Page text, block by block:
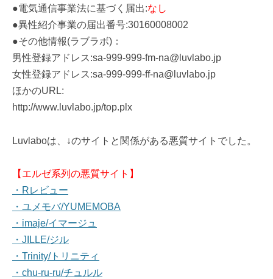
●電気通信事業法に基づく届出:なし
●異性紹介事業の届出番号:30160008002
●その他情報(ラブラボ)：
男性登録アドレス:sa-999-999-fm-na@luvlabo.jp
女性登録アドレス:sa-999-999-ff-na@luvlabo.jp
ほかのURL:
http://www.luvlabo.jp/top.plx
Luvlaboは、↓のサイトと関係がある悪質サイトでした。
【エルゼ系列の悪質サイト】
・Rレビュー
・ユメモバ/YUMEMOBA
・imaje/イマージュ
・JILLE/ジル
・Trinity/トリニティ
・chu-ru-ru/チュルル